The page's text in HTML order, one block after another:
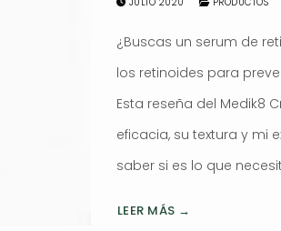
¿Buscas un serum de
los retinoides para
Esta reseña del Medik8
eficacia, su textura y mi
saber si es lo que
LEER MÁS →